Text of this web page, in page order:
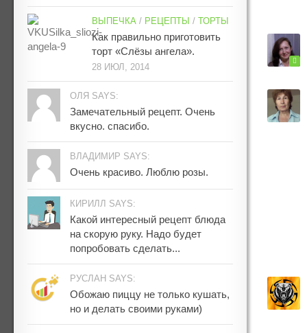
ВЫПЕЧКА / РЕЦЕПТЫ / ТОРТЫ
Как правильно приготовить
торт «Слёзы ангела».
28 ИЮЛ, 2014
ОЛЯ SAYS:
Замечательный рецепт. Очень
вкусно. спасибо.
ВЛАДИМИР SAYS:
Очень красиво. Люблю розы.
КИРИЛЛ SAYS:
Какой интересный рецепт блюда
на скорую руку. Надо будет
попробовать сделать...
РУСЛАН SAYS:
Обожаю пиццу не только кушать,
но и делать своими руками)